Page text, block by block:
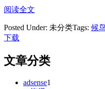
阅读全文
Posted Under: 未分类Tags: 候
下载
文章分类
adsense1